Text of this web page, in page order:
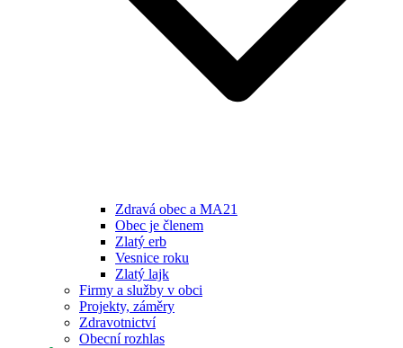
Zdravá obec a MA21
Obec je členem
Zlatý erb
Vesnice roku
Zlatý lajk
Firmy a služby v obci
Projekty, záměry
Zdravotnictví
Obecní rozhlas